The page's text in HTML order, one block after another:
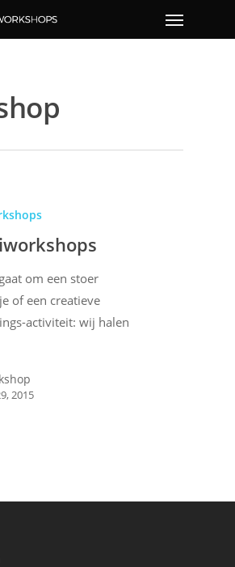
om een stoer
of een creatieve
activiteit: wij halen
2015